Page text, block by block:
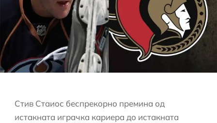
Стив Стаиос беспрекорно премина од
истакната играчка кариера до истакната